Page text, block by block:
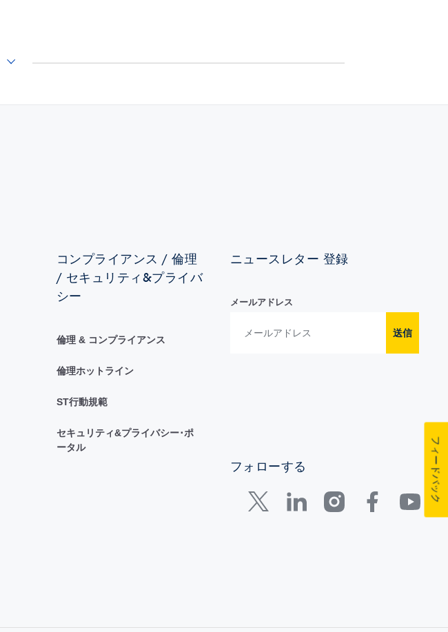
コンプライアンス / 倫理
/ セキュリティ&プライバ
シー
倫理 & コンプライアンス
倫理ホットライン
ST行動規範
セキュリティ&プライバシー･ポ
ータル
ニュースレター 登録
メールアドレス
送信
フォローする フィードバック